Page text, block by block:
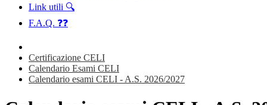
Link utili 🔍
F.A.Q. ❓❓
Certificazione CELI
Calendario Esami CELI
Calendario esami CELI - A.S. 2026/2027